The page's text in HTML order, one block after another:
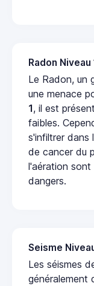
Radon Niveau
Le Radon, un
une menace
1, il est
faibles.
s'infiltrer dans
de cancer du
l'aération sont
dangers.
Seisme
Les séismes
généralement